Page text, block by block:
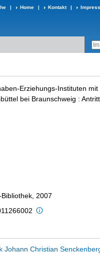
| Home | Kontakt |
Erziehungs-Instituten
bei Braunschweig :
2007
Johann Christian